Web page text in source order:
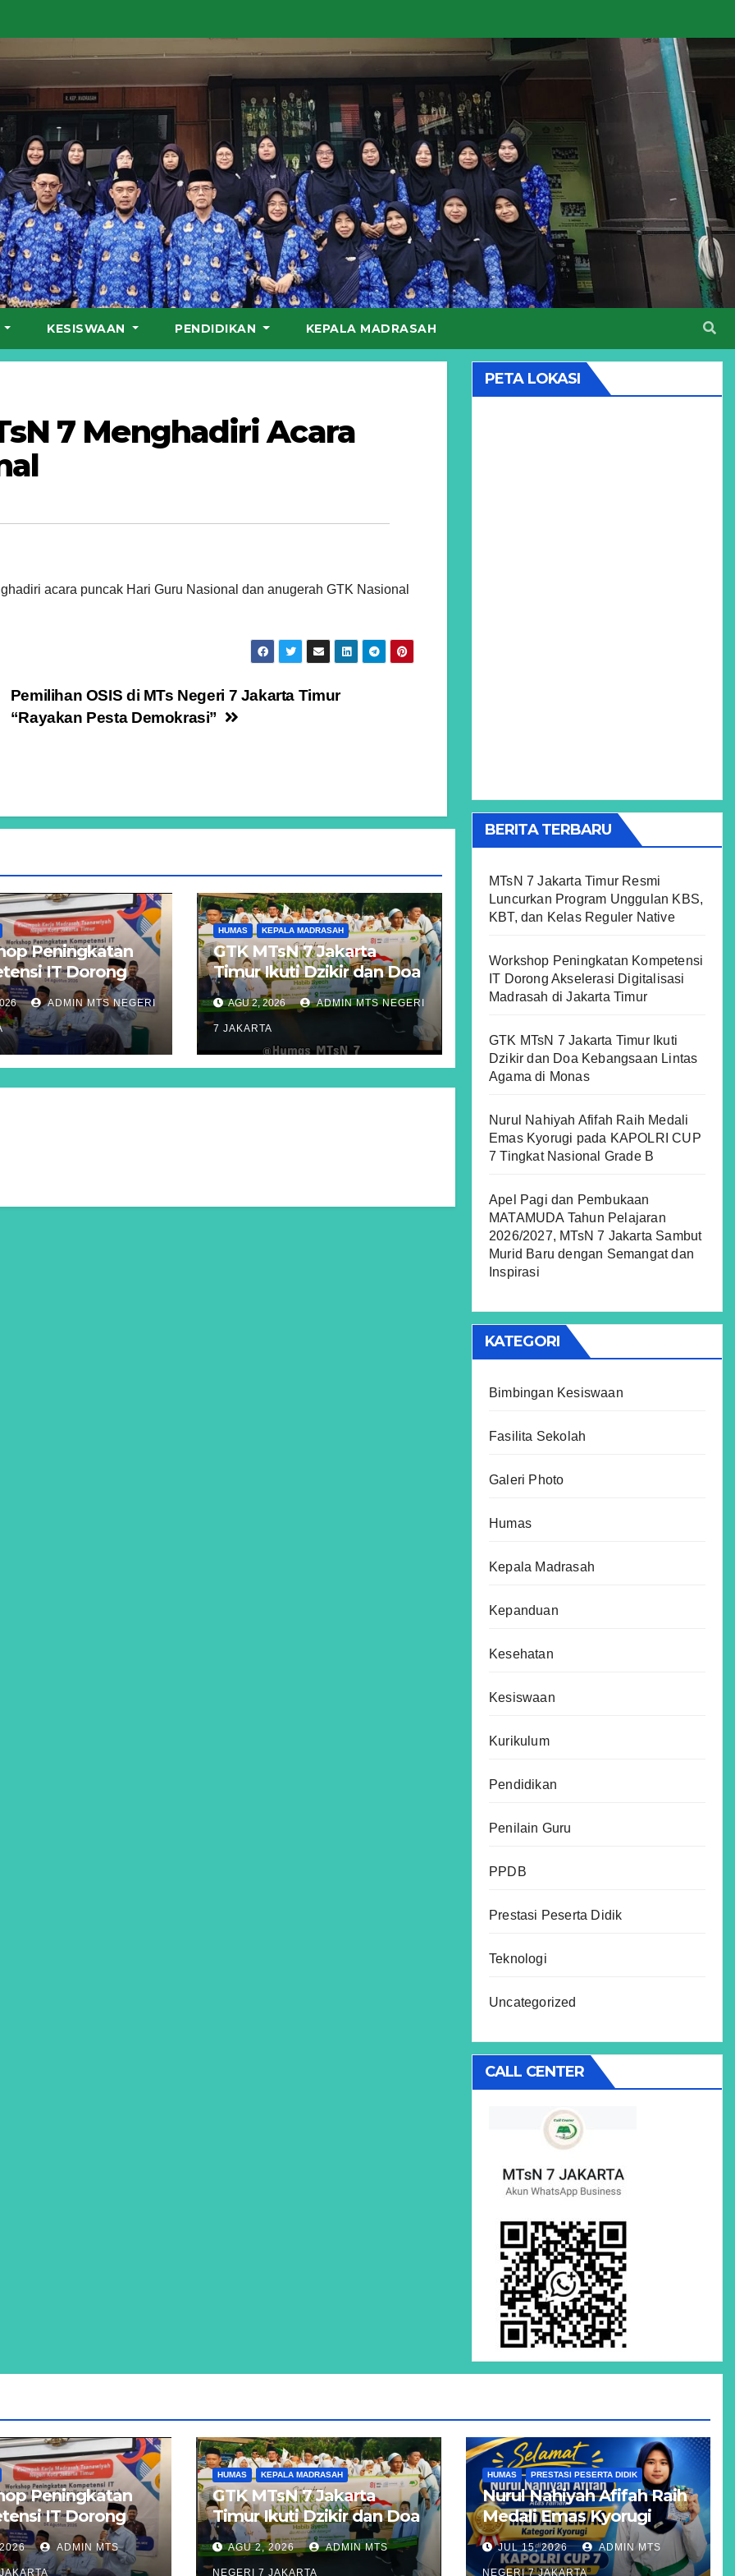
KESISWAAN PENDIDIKAN KEPALA MADRASAH
7 Menghadiri Acara
acara puncak Hari Guru Nasional dan anugerah GTK Nasional
Pemilihan OSIS di MTs Negeri 7 Jakarta Timur
“Rayakan Pesta Demokrasi”
Peningkatan
IT Dorong
Digitalisasi
di Jakarta
ADMIN MTS NEGERI
HUMAS KEPALA MADRASAH
GTK MTsN 7 Jakarta
Timur Ikuti Dzikir dan Doa
Kebangsaan Lintas
Agama di Monas
AGU 2, 2026 ADMIN MTS NEGERI
7 JAKARTA
PETA LOKASI
BERITA TERBARU
MTsN 7 Jakarta Timur Resmi
Luncurkan Program Unggulan KBS,
KBT, dan Kelas Reguler Native
Workshop Peningkatan Kompetensi
IT Dorong Akselerasi Digitalisasi
Madrasah di Jakarta Timur
GTK MTsN 7 Jakarta Timur Ikuti
Dzikir dan Doa Kebangsaan Lintas
Agama di Monas
Nurul Nahiyah Afifah Raih Medali
Emas Kyorugi pada KAPOLRI CUP
7 Tingkat Nasional Grade B
Apel Pagi dan Pembukaan
MATAMUDA Tahun Pelajaran
2026/2027, MTsN 7 Jakarta Sambut
Murid Baru dengan Semangat dan
Inspirasi
KATEGORI
Bimbingan Kesiswaan
Fasilita Sekolah
Galeri Photo
Humas
Kepala Madrasah
Kepanduan
Kesehatan
Kesiswaan
Kurikulum
Pendidikan
Penilain Guru
PPDB
Prestasi Peserta Didik
Teknologi
Uncategorized
CALL CENTER
Peningkatan
IT Dorong
Digitalisasi
di Jakarta
ADMIN MTS
HUMAS KEPALA MADRASAH
GTK MTsN 7 Jakarta
Timur Ikuti Dzikir dan Doa
Kebangsaan Lintas
Agama di Monas
AGU 2, 2026 ADMIN MTS
NEGERI 7 JAKARTA
HUMAS PRESTASI PESERTA DIDIK
Nurul Nahiyah Afifah Raih
Medali Emas Kyorugi
pada KAPOLRI CUP 7
Tingkat Nasional Grade B
JUL 15, 2026 ADMIN MTS
NEGERI 7 JAKARTA